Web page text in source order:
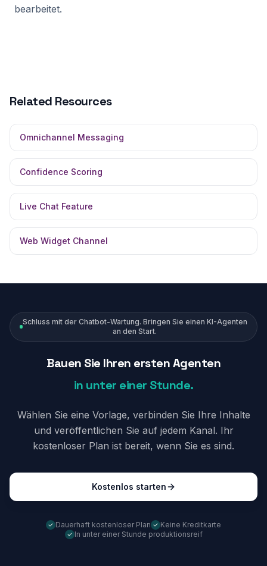
bearbeitet.
Related Resources
Omnichannel Messaging
Confidence Scoring
Live Chat Feature
Web Widget Channel
Schluss mit der Chatbot-Wartung. Bringen Sie einen KI-Agenten
an den Start.
Bauen Sie Ihren ersten Agenten
in unter einer Stunde.
Wählen Sie eine Vorlage, verbinden Sie Ihre Inhalte
und veröffentlichen Sie auf jedem Kanal. Ihr
kostenloser Plan ist bereit, wenn Sie es sind.
Kostenlos starten
Dauerhaft kostenloser Plan
Keine Kreditkarte
In unter einer Stunde produktionsreif